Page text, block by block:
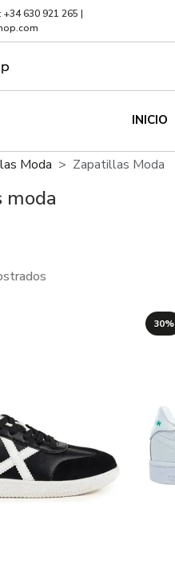
+34 630 921 265 |
INICIO
Moda Zapatillas Moda
moda
30%